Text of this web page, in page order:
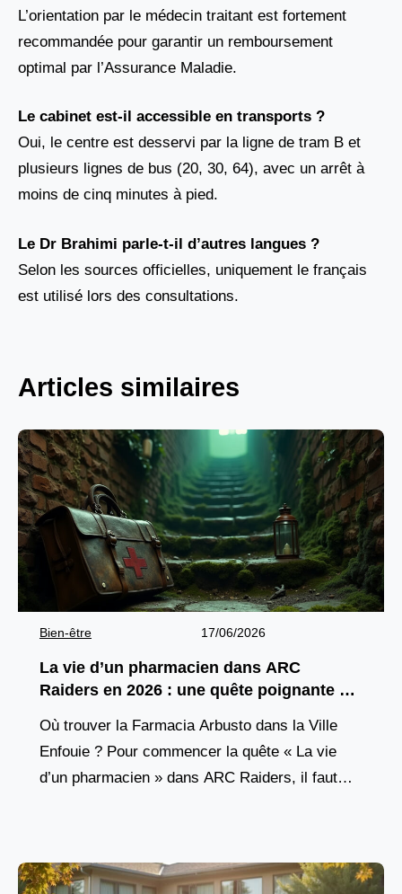
L’orientation par le médecin traitant est fortement
recommandée pour garantir un remboursement
optimal par l’Assurance Maladie.
Le cabinet est-il accessible en transports ?
Oui, le centre est desservi par la ligne de tram B et
plusieurs lignes de bus (20, 30, 64), avec un arrêt à
moins de cinq minutes à pied.
Le Dr Brahimi parle-t-il d’autres langues ?
Selon les sources officielles, uniquement le français
est utilisé lors des consultations.
Articles similaires
Bien-être 17/06/2026
La vie d’un pharmacien dans ARC
Raiders en 2026 : une quête poignante à
Où trouver la Farmacia Arbusto dans la Ville
Enfouie ? Pour commencer la quête « La vie
d’un pharmacien » dans ARC Raiders, il faut